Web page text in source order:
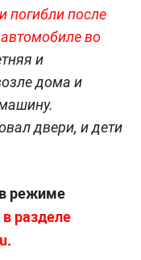
погибли после
во
и
дома и
двери, и дети
режиме
разделе
.